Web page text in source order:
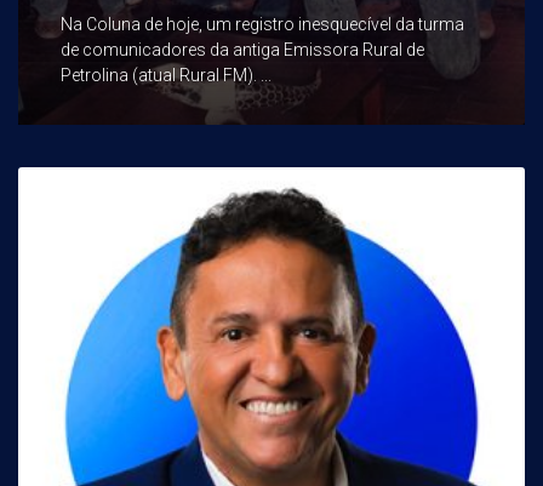
Na Coluna de hoje, um registro inesquecível da turma
de comunicadores da antiga Emissora Rural de
Petrolina (atual Rural FM). ...